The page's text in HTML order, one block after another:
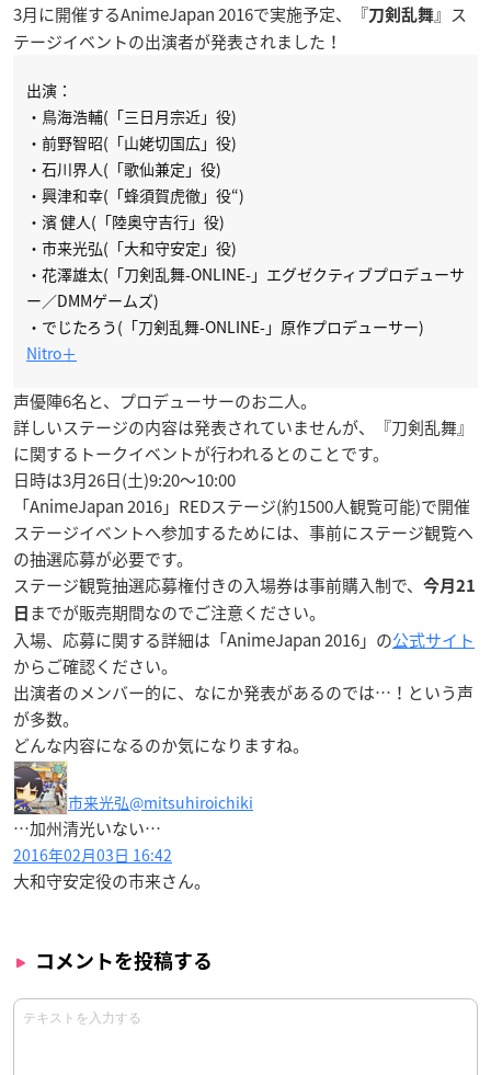
3月に開催するAnimeJapan 2016で実施予定、『刀剣乱舞』ス
テージイベントの出演者が発表されました！
出演：
・鳥海浩輔(「三日月宗近」役)
・前野智昭(「山姥切国広」役)
・石川界人(「歌仙兼定」役)
・興津和幸(「蜂須賀虎徹」役“)
・濱 健人(「陸奥守吉行」役)
・市来光弘(「大和守安定」役)
・花澤雄太(「刀剣乱舞-ONLINE-」エグゼクティブプロデューサ
ー／DMMゲームズ)
・でじたろう(「刀剣乱舞-ONLINE-」原作プロデューサー)
Nitro＋
声優陣6名と、プロデューサーのお二人。
詳しいステージの内容は発表されていませんが、『刀剣乱舞』
に関するトークイベントが行われるとのことです。
日時は3月26日(土)9:20～10:00
「AnimeJapan 2016」REDステージ(約1500人観覧可能)で開催
ステージイベントへ参加するためには、事前にステージ観覧へ
の抽選応募が必要です。
ステージ観覧抽選応募権付きの入場券は事前購入制で、
今月21
日 までが販売期間なのでご注意ください。
入場、応募に関する詳細は「AnimeJapan 2016」の公式サイト
からご確認ください。
出演者のメンバー的に、なにか発表があるのでは…！という声
が多数。
どんな内容になるのか気になりますね。
市来光弘@mitsuhiroichiki
…加州清光いない…
2016年02月03日 16:42
大和守安定役の市来さん。
コメントを投稿する